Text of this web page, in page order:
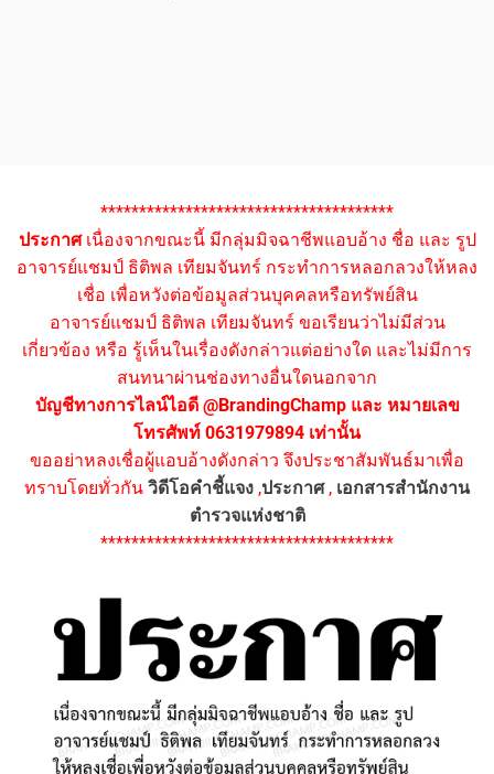
**************************************
ประกาศเนื่องจากขณะนี้ มีกลุ่มมิจฉาชีพแอบอ้าง ชื่อ และ รูป
อาจารย์แชมป์ ธิติพล เทียมจันทร์ กระทำการหลอกลวงให้หลง
เชื่อ เพื่อหวังต่อข้อมูลส่วนบุคคลหรือทรัพย์สิน
อาจารย์แชมป์ ธิติพล เทียมจันทร์ ขอเรียนว่าไม่มีส่วน
เกี่ยวข้อง หรือ รู้เห็นในเรื่องดังกล่าวแต่อย่างใด และไม่มีการ
สนทนาผ่านช่องทางอื่นใดนอกจาก
บัญชีทางการไลน์ไอดี @BrandingChamp และ หมายเลข
โทรศัพท์ 0631979894 เท่านั้น
ขออย่าหลงเชื่อผู้แอบอ้างดังกล่าว จึงประชาสัมพันธ์มาเพื่อ
ทราบโดยทั่วกัน วิดีโอคำชี้แจง ,ประกาศ, เอกสารสำนักงาน
ตำรวจแห่งชาติ
**************************************